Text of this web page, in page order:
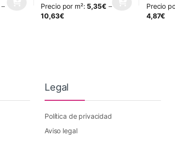
–
variantes. Las opciones se pueden elegir en la
Precio por m²: 5,35€ –
10,63€
Este producto tiene múltiples variantes.
Precio
4,87€
Este
Legal
Política de privacidad
Aviso legal